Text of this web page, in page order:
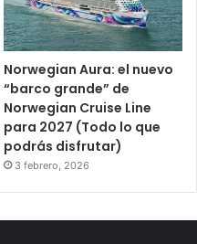
Norwegian Aura: el nuevo
“barco grande” de
Norwegian Cruise Line
para 2027 (Todo lo que
podrás disfrutar)
3 febrero, 2026